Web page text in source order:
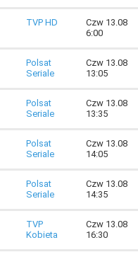
TVP HD
Czw 13.08
6:00
Polsat
Seriale
Czw 13.08
13:05
Polsat
Seriale
Czw 13.08
13:35
Polsat
Seriale
Czw 13.08
14:05
Polsat
Seriale
Czw 13.08
14:35
TVP
Kobieta
Czw 13.08
16:30